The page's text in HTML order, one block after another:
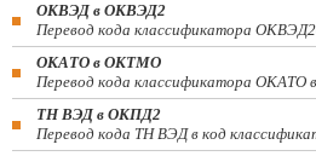
ОКВЭД в ОКВЭД2
Перевод кода классификатора
ОКАТО в ОКТМО
Перевод кода классификатора
ТН ВЭД в ОКПД2
Перевод кода ТН ВЭД в код